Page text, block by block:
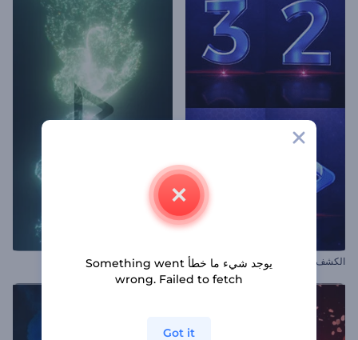
الكشف عن شعار العد التنازلي إظهار شعار اندماج غبار النجوم
يوجد شيء ما خطأ Something went
wrong. Failed to fetch
Got it